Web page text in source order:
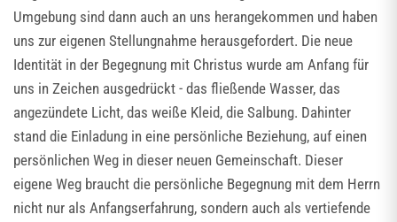
Umgebung sind dann auch an uns herangekommen und haben
uns zur eigenen Stellungnahme herausgefordert. Die neue
Identität in der Begegnung mit Christus wurde am Anfang für
uns in Zeichen ausgedrückt - das fließende Wasser, das
angezündete Licht, das weiße Kleid, die Salbung. Dahinter
stand die Einladung in eine persönliche Beziehung, auf einen
persönlichen Weg in dieser neuen Gemeinschaft. Dieser
eigene Weg braucht die persönliche Begegnung mit dem Herrn
nicht nur als Anfangserfahrung, sondern auch als vertiefende